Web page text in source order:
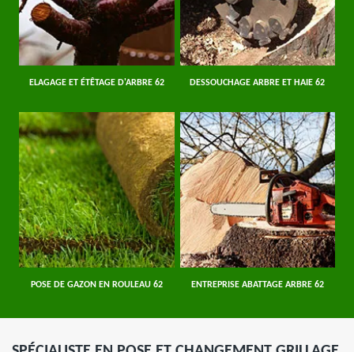
ELAGAGE ET ÉTÊTAGE D'ARBRE 62 DESSOUCHAGE ARBRE ET HAIE 62
POSE DE GAZON EN ROULEAU 62 ENTREPRISE ABATTAGE ARBRE 62